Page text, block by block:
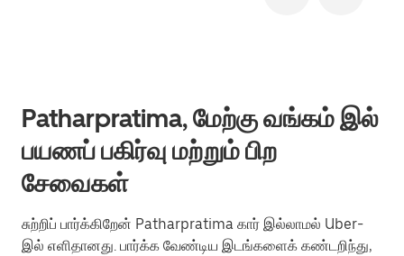
Patharpratima, மேற்கு வங்கம் இல்
பயணப் பகிர்வு மற்றும் பிற
சேவைகள்
சுற்றிப் பார்க்கிறேன் Patharpratima கார் இல்லாமல் Uber-
இல் எளிதானது. பார்க்க வேண்டிய இடங்களைக் கண்டறிந்து,